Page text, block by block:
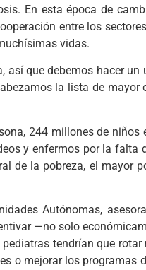
En esta época de
entre los
vidas.
que debemos hacer un
la lista de mayor
244 millones de niños
y enfermos por la falta
de la pobreza, el mayor
Autónomas,
—no solo
tendrían que
o mejorar los programas